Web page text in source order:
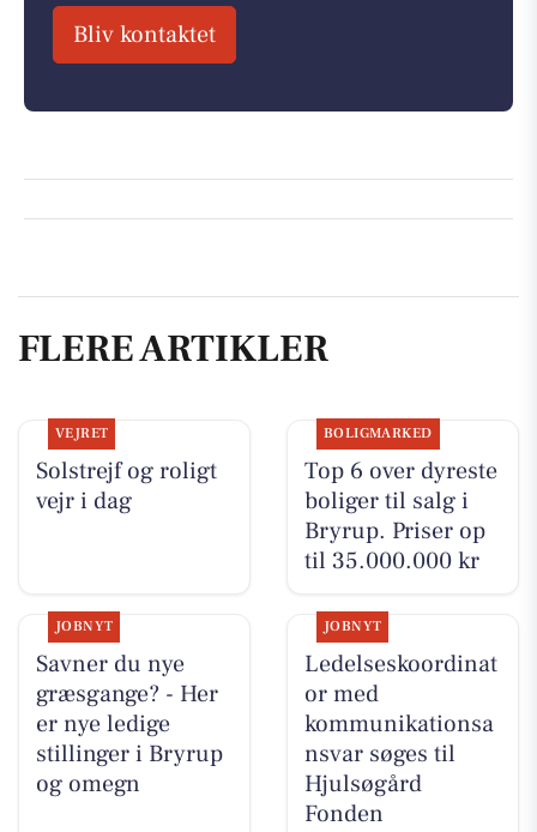
Bliv kontaktet
FLERE ARTIKLER
VEJRET
Solstrejf og roligt
vejr i dag
BOLIGMARKED
Top 6 over dyreste
boliger til salg i
Bryrup. Priser op
til 35.000.000 kr
JOBNYT
Savner du nye
græsgange? - Her
er nye ledige
stillinger i Bryrup
og omegn
JOBNYT
Ledelseskoordinat
or med
kommunikationsa
nsvar søges til
Hjulsøgård
Fonden